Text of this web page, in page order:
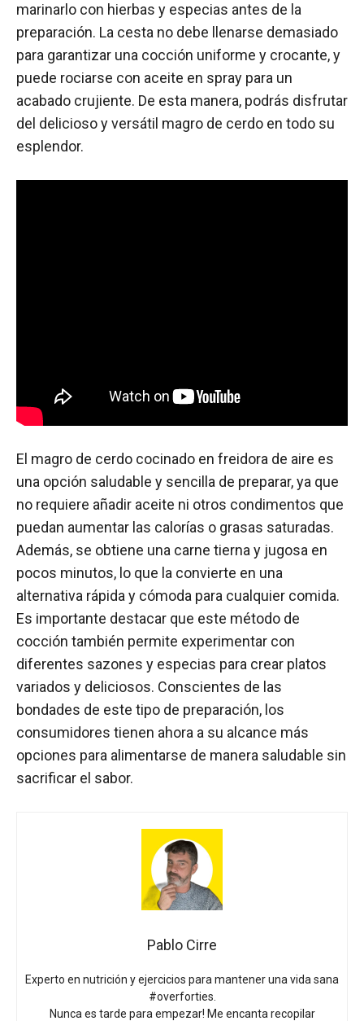
marinarlo con hierbas y especias antes de la
preparación. La cesta no debe llenarse demasiado
para garantizar una cocción uniforme y crocante, y
puede rociarse con aceite en spray para un
acabado crujiente. De esta manera, podrás disfrutar
del delicioso y versátil magro de cerdo en todo su
esplendor.
El magro de cerdo cocinado en freidora de aire es
una opción saludable y sencilla de preparar, ya que
no requiere añadir aceite ni otros condimentos que
puedan aumentar las calorías o grasas saturadas.
Además, se obtiene una carne tierna y jugosa en
pocos minutos, lo que la convierte en una
alternativa rápida y cómoda para cualquier comida.
Es importante destacar que este método de
cocción también permite experimentar con
diferentes sazones y especias para crear platos
variados y deliciosos. Conscientes de las
bondades de este tipo de preparación, los
consumidores tienen ahora a su alcance más
opciones para alimentarse de manera saludable sin
sacrificar el sabor.
Pablo Cirre
Experto en nutrición y ejercicios para mantener una vida sana
#overforties.
Nunca es tarde para empezar! Me encanta recopilar